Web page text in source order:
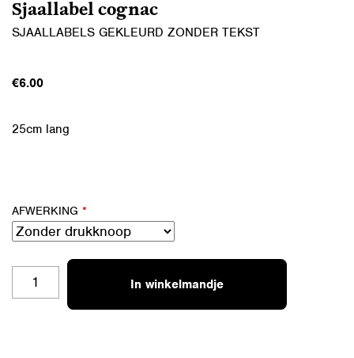
Sjaallabel cognac
SJAALLABELS GEKLEURD ZONDER TEKST
€6.00
25cm lang
AFWERKING *
SJAALLABEL
COGNAC
In winkelmandje